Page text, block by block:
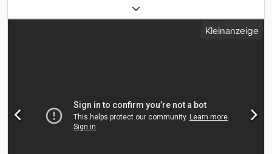
, Laderaumbreite:
Laderaumhöhe:1.500 mm, Baujahr:2012, = Weitere Optionen und
Zubehör = - Luftfederung hinten - Luftfederung vorn = Weitere
Bereifung hinten: 385/65 R 22.5 Letzte Inspektion: 2026-07-29
Weitere Informationen Wenden Sie sich an Lastas Sales, um
weitere Informationen zu erhalten. Dcjdpfxszr Dypj Aanjk
Kleinanzeige